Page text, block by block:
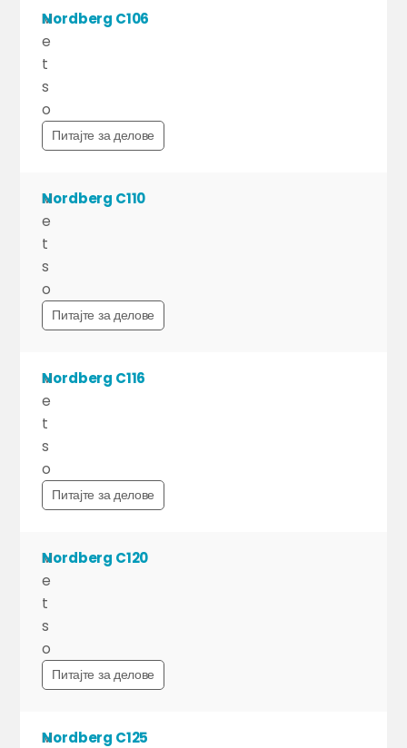
M
e
t
s
o
Nordberg C106
Питајте за делове
M
e
t
s
o
Nordberg C110
Питајте за делове
M
e
t
s
o
Nordberg C116
Питајте за делове
M
e
t
s
o
Nordberg C120
Питајте за делове
M
Nordberg C125